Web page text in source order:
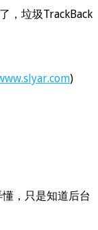
，垃圾TrackBack
)
，只是知道后台